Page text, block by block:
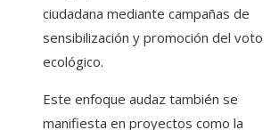
ciudadana mediante campañas de
sensibilización y promoción del voto
ecológico.
Este enfoque audaz también se
manifiesta en proyectos como la